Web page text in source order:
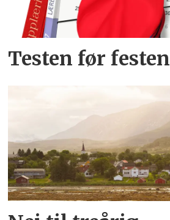
Testen før festen